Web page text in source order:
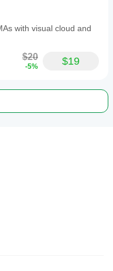
with visual cloud and
$20
-5% $19